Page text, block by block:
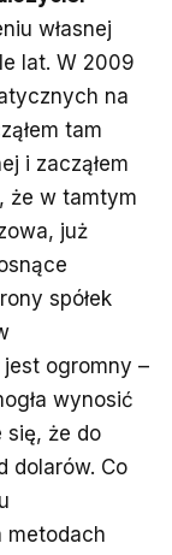
własnej
lat. W 2009
na
tam
i zacząłem
że w tamtym
już
spółek
ogromny –
wynosić
się, że do
dolarów. Co
metodach